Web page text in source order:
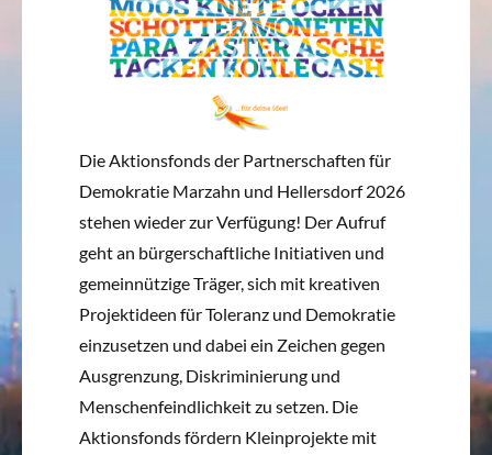
Die Aktionsfonds der Partnerschaften für
Demokratie Marzahn und Hellersdorf 2026
stehen wieder zur Verfügung! Der Aufruf
geht an bürgerschaftliche Initiativen und
gemeinnützige Träger, sich mit kreativen
Projektideen für Toleranz und Demokratie
einzusetzen und dabei ein Zeichen gegen
Ausgrenzung, Diskriminierung und
Menschenfeindlichkeit zu setzen. Die
Aktionsfonds fördern Kleinprojekte mit